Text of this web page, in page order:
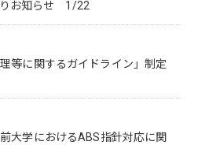
りお知らせ 1/22
等に関するガイドライン」制定
大学におけるABS指針対応に関